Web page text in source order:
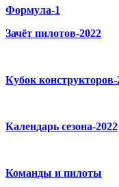
Формула-1
Зачёт пилотов-2022
Кубок конструкторов-
Календарь сезона-2022
Команды и пилоты